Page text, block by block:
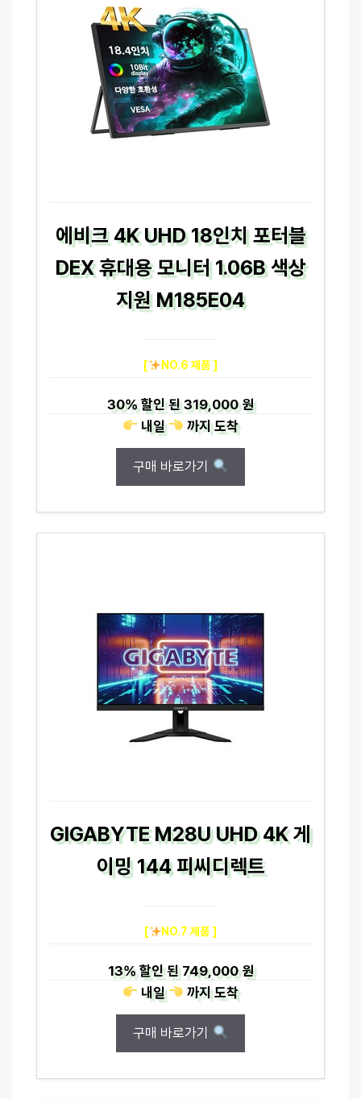
에비크 4K UHD 18인치 포터블
DEX 휴대용 모니터 1.06B 색상
지원 M185E04
[ NO.6 제품 ]
30%할인 된319,000 원
내일
까지도착
구매 바로가기
GIGABYTE M28U UHD 4K 게
이밍 144 피씨디렉트
[ NO.7 제품 ]
13%할인 된749,000 원
내일
까지도착
구매 바로가기